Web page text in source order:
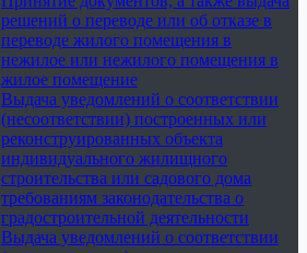
решений о переводе или об отказе в
переводе жилого помещения в
нежилое или нежилого помещения в
жилое помещение
Выдача уведомлений о соответствии
(несоответствии) построенных или
реконструированных объекта
индивидуального жилищного
строительства или садового дома
требованиям законодательства о
градостроительной деятельности
Выдача уведомлений о соответствии